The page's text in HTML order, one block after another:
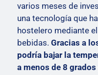
varios meses de
una tecnología que
hostelero mediante
bebidas. Gracias a
podría bajar la
a menos de 8 grados